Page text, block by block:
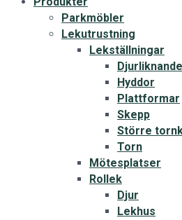
Parkmöbler
Lekutrustning
Lekställningar
Hyddor
Plattformar
Skepp
Större
Torn
Mötesplatser
Rollek
Djur
Lekhus